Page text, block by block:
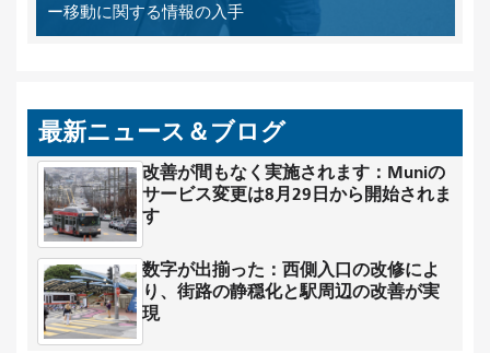
ー移動に関する情報の入手
最新ニュース＆ブログ
改善が間もなく実施されます：Muniの
サービス変更は8月29日から開始されま
す
数字が出揃った：西側入口の改修によ
り、街路の静穏化と駅周辺の改善が実
現